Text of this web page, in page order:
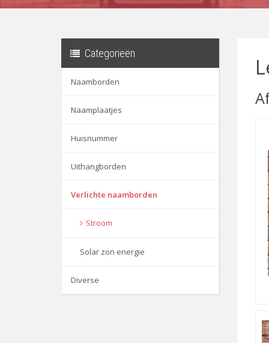
Categorieën
Naamborden
Naamplaatjes
Huisnummer
Uithangborden
Verlichte naamborden
Stroom
Solar zon energie
Diverse